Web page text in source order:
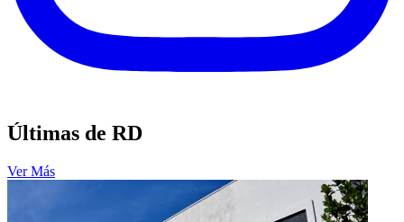
Últimas de RD
Ver Más